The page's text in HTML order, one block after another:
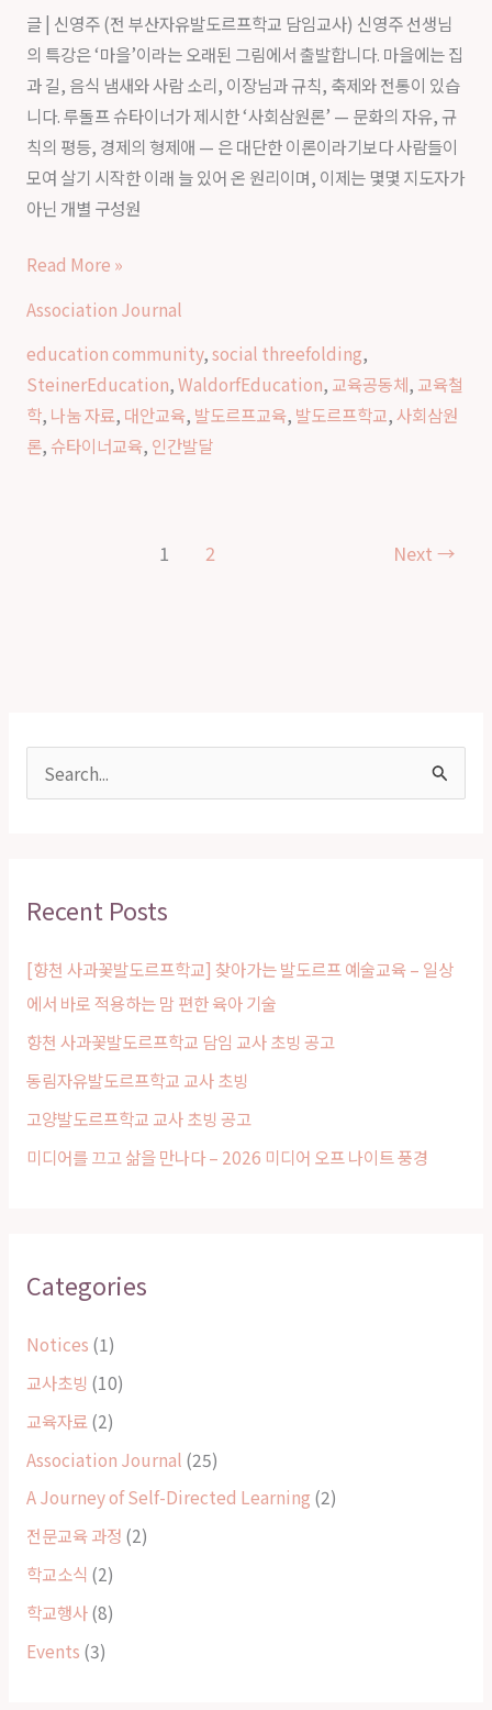
이
해
글 | 신영주 (전 부산자유발도르프학교 담임교사) 신영주 선생님
의 특강은 ‘마을’이라는 오래된 그림에서 출발합니다. 마을에는 집
과 길, 음식 냄새와 사람 소리, 이장님과 규칙, 축제와 전통이 있습
니다. 루돌프 슈타이너가 제시한 ‘사회삼원론’ — 문화의 자유, 규
칙의 평등, 경제의 형제애 — 은 대단한 이론이라기보다 사람들이
모여 살기 시작한 이래 늘 있어 온 원리이며, 이제는 몇몇 지도자가
아닌 개별 구성원
체
와
발
도
르
프
마
｜
발
프
교
육
와
장
Read More »
Association Journal
education community,social threefolding,
SteinerEducation,WaldorfEducation, 교육공동체, 교육철
학, 나눔 자료, 대안교육, 발도르프교육, 발도르프학교,사회삼원
론, 슈타이너교육, 인간발달
1 2 Next →
c
f
o
r
:
Recent Posts
[향천 사과꽃발도르프학교] 찾아가는 발도르프 예술교육 – 일상
에서 바로 적용하는 맘 편한 육아 기술
향천 사과꽃발도르프학교 담임 교사 초빙 공고
동림자유발도르프학교 교사 초빙
고양발도르프학교 교사 초빙 공고
미디어를 끄고 삶을 만나다 – 2026 미디어 오프 나이트 풍경
Categories
Notices (1)
교사초빙 (10)
교육자료(2)
Association Journal (25)
A Journey of Self-Directed Learning (2)
전문교육 과정 (2)
학교소식 (2)
학교행사(8)
Events (3)